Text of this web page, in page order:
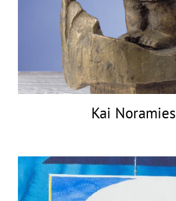
Kai Noramies